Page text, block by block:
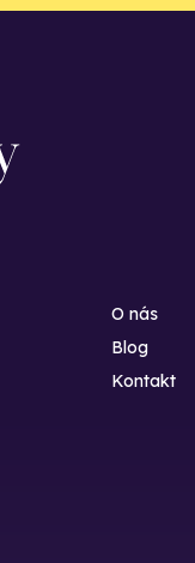
O nás
Blog
Kontakt